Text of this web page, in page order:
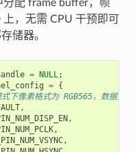
配 frame buffer，帧
，无需 CPU 干预即可
储器。
= NULL;
= {
下像素格式为 RGB565，数据宽
,
,
,
,